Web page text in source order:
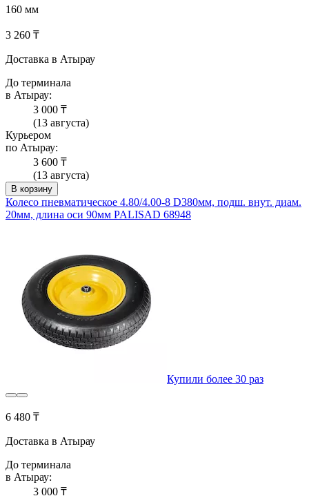
160 мм
3 260 ₸
Доставка в Атырау
До терминала
в Атырау:
3 000 ₸
(13 августа)
Курьером
по Атырау:
3 600 ₸
(13 августа)
В корзину
Колесо пневматическое 4.80/4.00-8 D380мм, подш. внут. диам.
20мм, длина оси 90мм PALISAD 68948
Купили более 30 раз
6 480 ₸
Доставка в Атырау
До терминала
в Атырау:
3 000 ₸